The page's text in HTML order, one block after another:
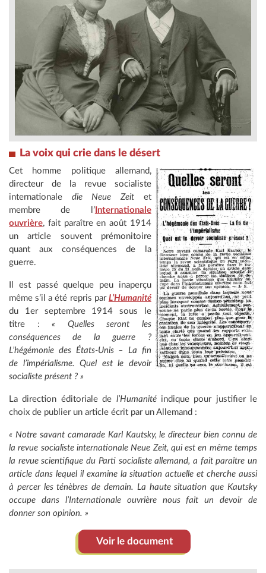
La voix qui crie dans le désert
Cet homme politique allemand,
directeur de la revue socialiste
internationale die Neue Zeit et
membre de l’Internationale
ouvrière, fait paraître en août 1914
un article souvent prémonitoire
quant aux conséquences de la
guerre.
Il est passé quelque peu inaperçu
même s’il a été repris par L’Humanité
du 1er septembre 1914 sous le
titre :« Quelles seront les
conséquences de la guerre ?
L’hégémonie des États-Unis – La fin
de l’impérialisme. Quel est le devoir
socialiste présent ? »
La direction éditoriale de l’Humanitéindique pour justifier le
choix de publier un article écrit par un Allemand :
« Notre savant camarade Karl Kautsky, le directeur bien connu de
la revue socialiste internationale Neue Zeit, qui est en même temps
la revue scientifique du Parti socialiste allemand, a fait paraître un
article dans lequel il examine la situation actuelle et cherche aussi
à percer les ténèbres de demain. La haute situation que Kautsky
occupe dans l’Internationale ouvrière nous fait un devoir de
donner son opinion. »
Voir le document